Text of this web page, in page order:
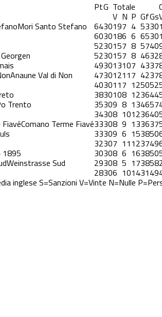
PtG Totale
V N P GfGs
Mori Santo Stefano 6430197 4 5330
6030186 6 6530
5230157 8 5740
5230157 8 4632
493013107 4337
Anaune Val di Non 473012117 4237
4030117 125052
3830108 123644
Trento 35309 8 134657
34308 10123640
Comano Terme Fiavé33308 9 133637
33309 6 153850
32307 11123749
1895 30308 6 163850
Weinstrasse Sud 29308 5 173858
28306 10143149
inglese S=Sanzioni V=Vinte N=Nulle